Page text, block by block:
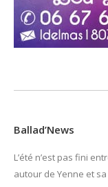
Ballad’News
L’été n’est pas fini
autour de Yenne et